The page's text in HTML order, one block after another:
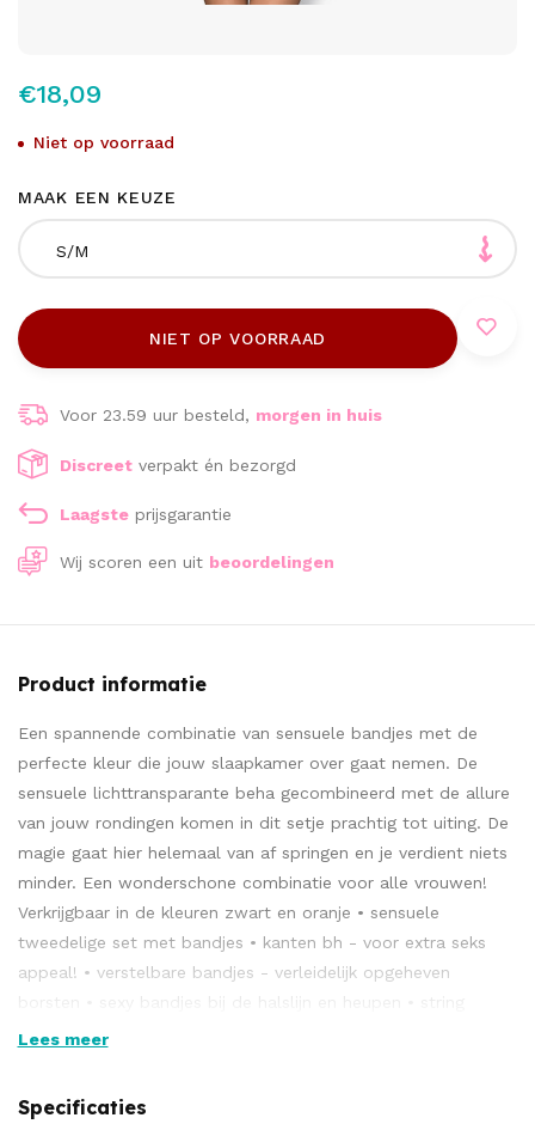
€18,09
Niet op voorraad
MAAK EEN KEUZE
S/M
NIET OP VOORRAAD
Voor 23.59 uur besteld, morgen in huis
Discreet verpakt én bezorgd
Laagste prijsgarantie
Wij scoren een uit beoordelingen
Product informatie
Een spannende combinatie van sensuele bandjes met de
perfecte kleur die jouw slaapkamer over gaat nemen. De
sensuele lichttransparante beha gecombineerd met de allure
van jouw rondingen komen in dit setje prachtig tot uiting. De
magie gaat hier helemaal van af springen en je verdient niets
minder. Een wonderschone combinatie voor alle vrouwen!
Verkrijgbaar in de kleuren zwart en oranje • sensuele
tweedelige set met bandjes • kanten bh - voor extra seks
appeal! • verstelbare bandjes - verleidelijk opgeheven
borsten • sexy bandjes bij de halslijn en heupen • string
gemaakt van elegant kant - benadrukt derrière • zes
Lees meer
Specificaties